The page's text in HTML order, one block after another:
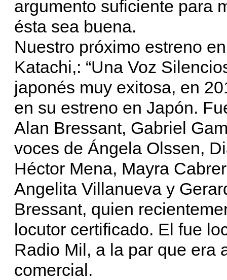
argumento suficiente para
ésta sea buena.
Nuestro próximo estreno
Katachi,: “Una Voz
japonés muy exitosa, en
en su estreno en Japón.
Alan Bressant, Gabriel
voces de Ángela Olssen,
Héctor Mena, Mayra
Angelita Villanueva y
Bressant, quien
locutor certificado. El fue
Radio Mil, a la par que era
comercial.